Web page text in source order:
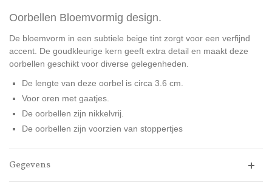
Oorbellen Bloemvormig design.
De bloemvorm in een subtiele beige tint zorgt voor een verfijnd
accent. De goudkleurige kern geeft extra detail en maakt deze
oorbellen geschikt voor diverse gelegenheden.
De lengte van deze oorbel is circa 3.6 cm.
Voor oren met gaatjes.
De oorbellen zijn nikkelvrij.
De oorbellen zijn voorzien van stoppertjes
Gegevens